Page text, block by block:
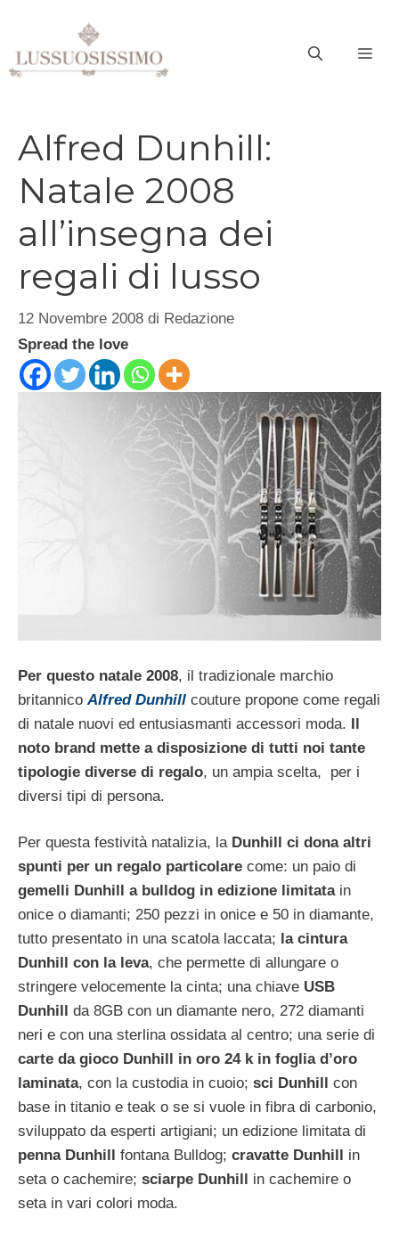
contenuto
Alfred Dunhill:
Natale 2008
all’insegna dei
regali di lusso
12 Novembre 2008 di Redazione
Spread the love
Per questo natale 2008, il tradizionale marchio
britannico Alfred Dunhill couture propone come regali
di natale nuovi ed entusiasmanti accessori moda. Il
noto brand mette a disposizione di tutti noi tante
tipologie diverse di regalo, un ampia scelta, per i
diversi tipi di persona.
Per questa festività natalizia, la Dunhill ci dona altri
spunti per un regalo particolare come: un paio di
gemelli Dunhill a bulldog in edizione limitatain
onice o diamanti; 250 pezzi in onice e 50 in diamante,
tutto presentato in una scatola laccata; la cintura
Dunhill con la leva, che permette di allungare o
stringere velocemente la cinta; una chiave USB
Dunhill da 8GB con un diamante nero, 272 diamanti
neri e con una sterlina ossidata al centro; una serie di
carte da gioco Dunhill in oro 24 k in foglia d’oro
laminata, con la custodia in cuoio; sci Dunhill con
base in titanio e teak o se si vuole in fibra di carbonio,
sviluppato da esperti artigiani; un edizione limitata di
penna Dunhill fontana Bulldog; cravatte Dunhill in
seta o cachemire; sciarpe Dunhill in cachemire o
seta in vari colori moda.